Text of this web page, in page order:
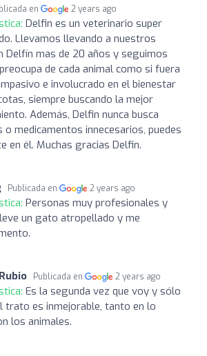
en 2 years ago
Delfin es un veterinario super
Llevamos llevando a nuestros
Delfín mas de 20 años y seguimos
de cada animal como si fuera
e involucrado en el bienestar
siempre buscando la mejor
Además, Delfin nunca busca
o medicamentos innecesarios, puedes
en él. Muchas gracias Delfin.
Publicada en 2 years ago
Personas muy profesionales y
un gato atropellado y me
Publicada en 2 years ago
Es la segunda vez que voy y sólo
trato es inmejorable, tanto en lo
los animales.